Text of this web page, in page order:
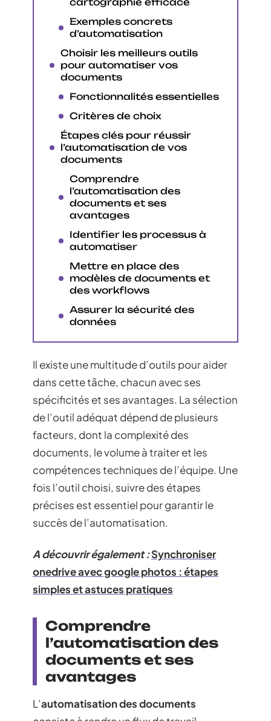
Exemples concrets
d’automatisation
Choisir les meilleurs outils
pour automatiser vos
documents
Fonctionnalités essentielles
Critères de choix
Étapes clés pour réussir
l’automatisation de vos
documents
Comprendre
l’automatisation des
documents et ses
avantages
Identifier les processus à
automatiser
Mettre en place des
modèles de documents et
des workflows
Assurer la sécurité des
données
Il existe une multitude d’outils pour aider
dans cette tâche, chacun avec ses
spécificités et ses avantages. La sélection
de l’outil adéquat dépend de plusieurs
facteurs, dont la complexité des
documents, le volume à traiter et les
compétences techniques de l’équipe. Une
fois l’outil choisi, suivre des étapes
précises est essentiel pour garantir le
succès de l’automatisation.
A découvrir également :Synchroniser
onedrive avec google photos : étapes
simples et astuces pratiques
Comprendre
l’automatisation des
documents et ses
avantages
L’automatisation des documents